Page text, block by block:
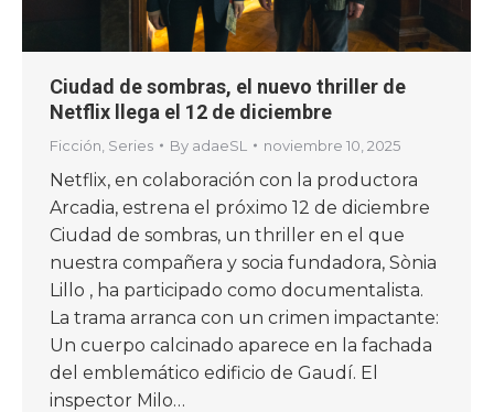
Ciudad de sombras, el nuevo thriller de
Netflix llega el 12 de diciembre
Ficción Series By adaeSL noviembre 10, 2025
Netflix, en colaboración con la productora
Arcadia, estrena el próximo 12 de diciembre
Ciudad de sombras, un thriller en el que
nuestra compañera y socia fundadora, Sònia
Lillo , ha participado como documentalista.
La trama arranca con un crimen impactante:
Un cuerpo calcinado aparece en la fachada
del emblemático edificio de Gaudí. El
inspector Milo…